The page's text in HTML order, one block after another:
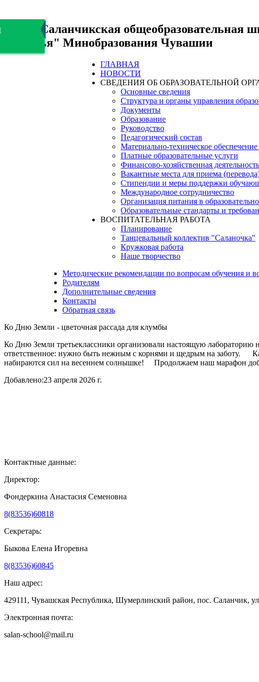
БОУ "Саланчикская общеобразовательная
здоровья" Минобразования Чувашии
ГЛАВНАЯ
НОВОСТИ
СВЕДЕНИЯ ОБ ОБРАЗОВАТЕЛЬНОЙ
Основные сведения
Структура и органы управления
Документы
Образование
Руководство
Педагогический состав
Материально-техническое
Платные образовательные услуги
Финансово-хозяйственная деятельность
Вакантные места для приема
Стипендии и меры поддержки
Международное сотрудничество
Организация питания в
Образовательные стандарты и
ВОСПИТАТЕЛЬНАЯ РАБОТА
Планирование
Танцевальный коллектив "Саланочка"
Кружковая работа
Наше творчество
Методические рекомендации по вопросам обучения и
Родителям
Дополнительные сведения
Контакты
Обратная связь
Ко Дню Земли - цветочная рассада для клумбы
Ко Дню Земли третьеклассники организовали настоящую
ответственное: нужно быть нежным с корнями и щедрым на заботу.
набираются сил на весеннем солнышке! Продолжаем наш марафон
Добавлено:23 апреля 2026 г.
Контактные данные:
Директор:
Фондеркина Анастасия Семеновна
8(83536)60818
Секретарь:
Быкова Елена Игоревна
8(83536)60845
Наш адрес:
429111, Чувашская Республика, Шумерлинский район, пос. Саланчик,
Электронная почта:
salan-school@mail.ru